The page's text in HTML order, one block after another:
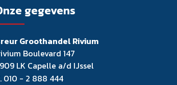
gegevens
Groothandel Rivium
Boulevard 147
LK Capelle a/d IJssel
010 - 2 888 444